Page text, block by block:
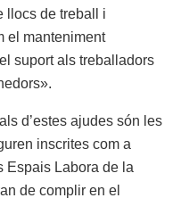
llocs de treball i
el manteniment
suport als treballadors
d’estes ajudes són les
inscrites com a
Espais Labora de la
de complir en el